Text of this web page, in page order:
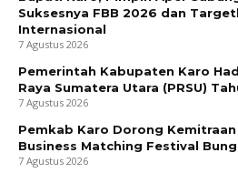
Suksesnya FBB 2026 dan
Internasional
7 Agustus 2026
Pemerintah Kabupaten Karo
Raya Sumatera Utara (PRSU)
7 Agustus 2026
Pemkab Karo Dorong
Business Matching Festival
7 Agustus 2026